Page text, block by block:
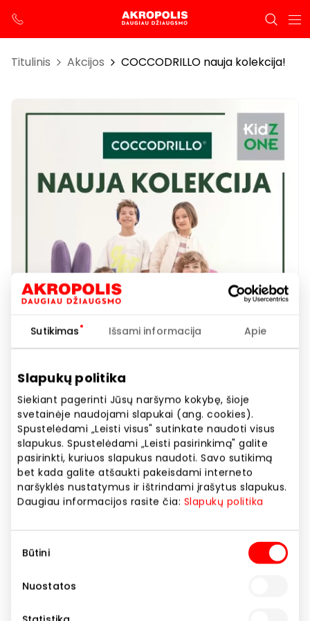
Sutikimas Išsami informacija Apie
Slapukų politika
Siekiant pagerinti Jūsų naršymo kokybę, šioje
svetainėje naudojami slapukai (ang. cookies).
Spustelėdami „Leisti visus" sutinkate naudoti visus
slapukus. Spustelėdami „Leisti pasirinkimą" galite
pasirinkti, kuriuos slapukus naudoti. Savo sutikimą
bet kada galite atšaukti pakeisdami interneto
naršyklės nustatymus ir ištrindami įrašytus slapukus.
Daugiau informacijos rasite čia: Slapukų politika
pasirinkimas
Būtini
Nuostatos
Titulinis Akcijos COCCODRILLO nauja kolekcija!
COCCODRILLO nauja kolekcija!
Akcijos trukmė
Nuo 2026.04.07iki2026.05.04
Rodyti lokaciją žemėlapyje
Papildykite savo vaiko spintą šviesiomis pavasario